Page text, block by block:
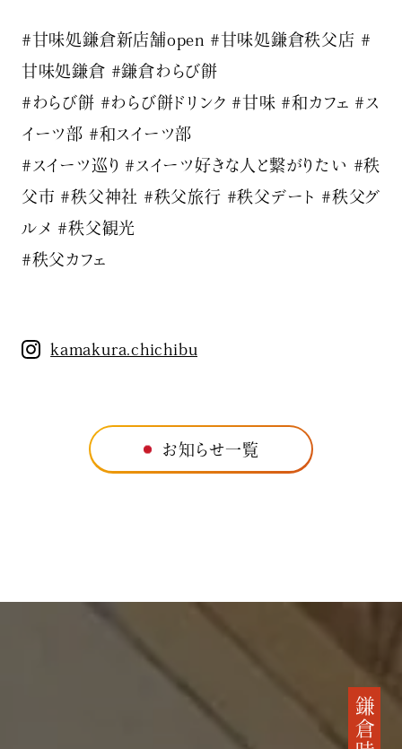
#甘味処鎌倉新店舗open #甘味処鎌倉秩父店 #
甘味処鎌倉 #鎌倉わらび餅
#わらび餅 #わらび餅ドリンク #甘味 #和カフェ #ス
イーツ部 #和スイーツ部
#スイーツ巡り #スイーツ好きな人と繋がりたい #秩
父市 #秩父神社 #秩父旅行 #秩父デート #秩父グ
ルメ #秩父観光
#秩父カフェ
kamakura.chichibu
お知らせ一覧